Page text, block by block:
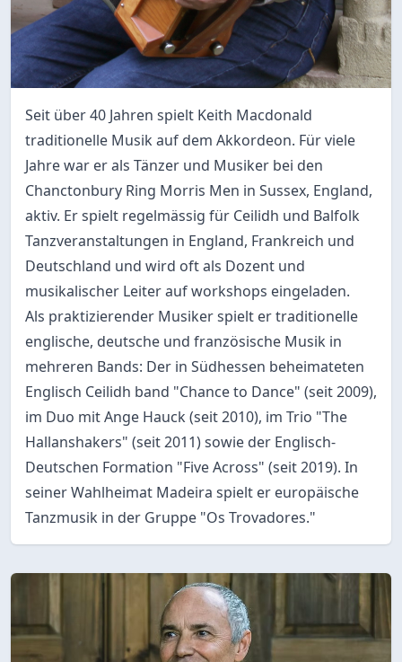
Seit über 40 Jahren spielt Keith Macdonald
traditionelle Musik auf dem Akkordeon. Für viele
Jahre war er als Tänzer und Musiker bei den
Chanctonbury Ring Morris Men in Sussex, England,
aktiv. Er spielt regelmässig für Ceilidh und Balfolk
Tanzveranstaltungen in England, Frankreich und
Deutschland und wird oft als Dozent und
musikalischer Leiter auf workshops eingeladen.
Als praktizierender Musiker spielt er traditionelle
englische, deutsche und französische Musik in
mehreren Bands: Der in Südhessen beheimateten
Englisch Ceilidh band "Chance to Dance" (seit 2009),
im Duo mit Ange Hauck (seit 2010), im Trio "The
Hallanshakers" (seit 2011) sowie der Englisch-
Deutschen Formation "Five Across" (seit 2019). In
seiner Wahlheimat Madeira spielt er europäische
Tanzmusik in der Gruppe "Os Trovadores."